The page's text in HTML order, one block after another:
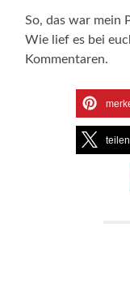
So, das war mein
Wie lief es bei
Kommentaren.
teilen